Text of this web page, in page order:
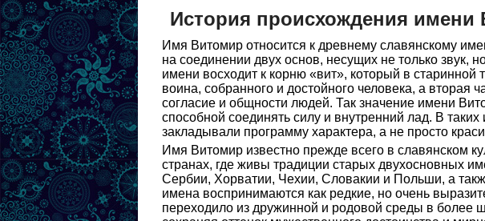
История происхождения имени
Имя Витомир относится к древнему славянскому
на соединении двух основ, несущих не только звук,
имени восходит к корню «вит», который в старинной
воина, собранного и достойного человека, а вторая
согласие и общности людей. Так значение имени
способной соединять силу и внутренний лад. В
закладывали программу характера, а не просто
Имя Витомир известно прежде всего в славянском
странах, где живы традиции старых двухосновных
Сербии, Хорватии, Чехии, Словакии и Польши, а
имена воспринимаются как редкие, но очень
переходило из дружинной и родовой среды в более